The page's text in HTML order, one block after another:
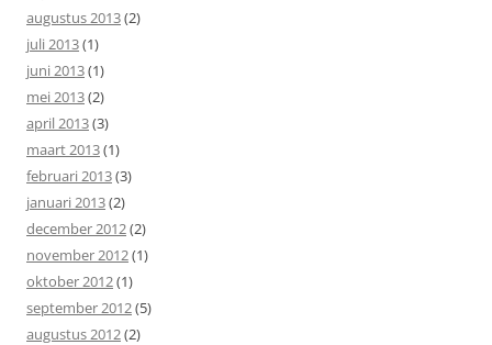
augustus 2013(2)
juli 2013(1)
juni 2013(1)
mei 2013(2)
april 2013(3)
maart 2013(1)
februari 2013(3)
januari 2013(2)
december 2012(2)
november 2012(1)
oktober 2012(1)
september 2012(5)
augustus 2012(2)